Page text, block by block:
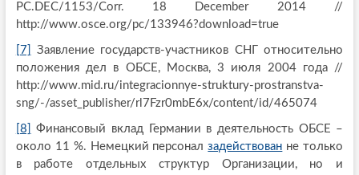
PC.DEC/1153/Corr. 18 December 2014 //
http://www.osce.org/pc/133946?download=true
[7]
Заявление государств-участников СНГ относительно
положения дел в ОБСЕ, Москва, 3 июля 2004 года //
http://www.mid.ru/integracionnye-struktury-prostranstva-
sng/-/asset_publisher/rl7Fzr0mbE6x/content/id/465074
[8]
Финансовый вклад Германии в деятельность ОБСЕ –
около 11 %. Немецкий персоналзадействован не только
в работе отдельных структур Организации, но и